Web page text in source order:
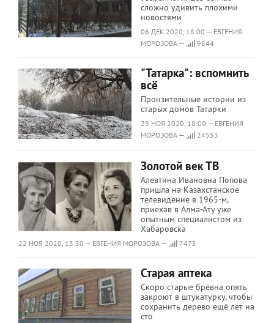
сложно удивить плохими
новостями
06 ДЕК 2020, 18:00 — ЕВГЕНИЯ
МОРОЗОВА —
9844
"Татарка": вспомнить
всё
Пронзительные истории из
старых домов Татарки
29 НОЯ 2020, 18:00 — ЕВГЕНИЯ
МОРОЗОВА —
24553
Золотой век ТВ
Алевтина Ивановна Попова
пришла на Казахстанское
телевидение в 1965-м,
приехав в Алма-Ату уже
опытным специалистом из
Хабаровска
22 НОЯ 2020, 13:30 — ЕВГЕНИЯ МОРОЗОВА — 7475
Старая аптека
Скоро старые брёвна опять
закроют в штукатурку, чтобы
сохранить дерево ещё лет на
сто